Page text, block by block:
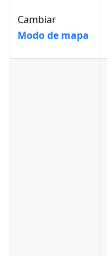
Cambiar
Modo de mapa